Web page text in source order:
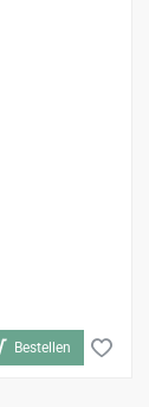
Bestellen